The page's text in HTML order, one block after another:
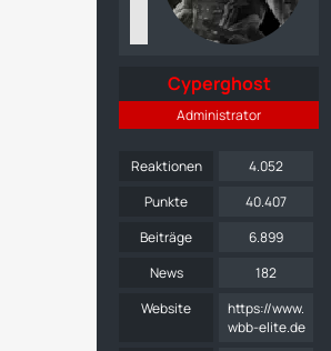
Cyperghost
Administrator
Reaktionen
4.052
Punkte
40.407
Beiträge
6.899
News
182
Website
https://www.
wbb-elite.de